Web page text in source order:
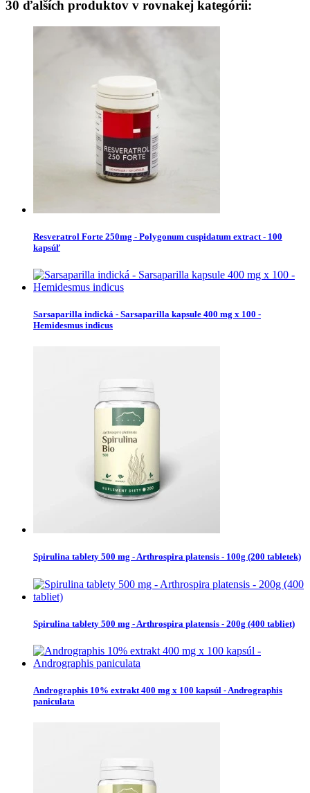
30 ďalších produktov v rovnakej kategórii:
Resveratrol Forte 250mg - Polygonum cuspidatum extract - 100
kapsúľ
Sarsaparilla indická - Sarsaparilla kapsule 400 mg x 100 -
Hemidesmus indicus
Spirulina tablety 500 mg - Arthrospira platensis - 100g (200 tabletek)
Spirulina tablety 500 mg - Arthrospira platensis - 200g (400 tabliet)
Andrographis 10% extrakt 400 mg x 100 kapsúl - Andrographis
paniculata